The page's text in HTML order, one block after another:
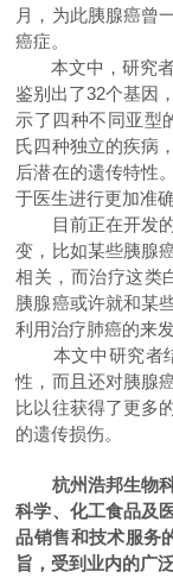
月，为此胰腺癌曾
癌症。
本文中，研究者
鉴别出了32个基因
示了四种不同亚型
氏四种独立的疾病
后潜在的遗传特性
于医生进行更加准
目前正在开发的
变，比如某些胰腺
相关，而治疗这类
胰腺癌或许就和某
利用治疗肺癌的来
本文中研究者结
性，而且还对胰腺
比以往获得了更多
的遗传损伤。
杭州浩邦生物
科学、化工食品及
品销售和技术服务
旨，受到业内的广泛